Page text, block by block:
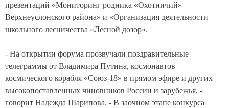
презентаций «Мониторинг родника «Охотничий»
Верхнеуслонского района» и «Организация деятельности
школьного лесничества «Лесной дозор».
- На открытии форума прозвучали поздравительные
телеграммы от Владимира Путина, космонавтов
космического корабля «Союз-18» в прямом эфире и других
высокопоставленных чиновников России и зарубежья, -
говорит Надежда Шарипова. - В заочном этапе конкурса